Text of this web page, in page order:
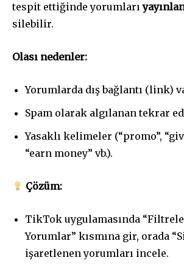
tespit ettiğinde yorumları
silebilir.
Olası nedenler:
Yorumlarda dış bağlantı (link)
Spam olarak algılanan tekrar
Yasaklı kelimeler (“promo”,
“earn money” vb.).
Çözüm:
TikTok uygulamasında
Yorumlar” kısmına gir, orada
işaretlenen yorumları incele.